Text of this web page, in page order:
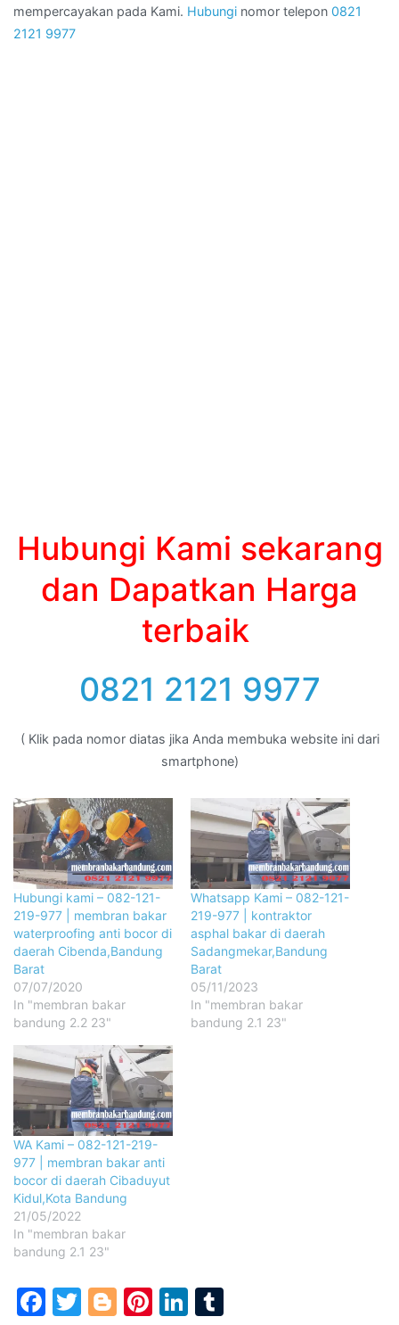
mempercayakan pada Kami. Hubungi nomor telepon 0821
2121 9977
Hubungi Kami sekarang
dan Dapatkan Harga
terbaik
0821 2121 9977
( Klik pada nomor diatas jika Anda membuka website ini dari
smartphone)
Hubungi kami – 082-121-
219-977 | membran bakar
waterproofing anti bocor di
daerah Cibenda,Bandung
Barat
07/07/2020
In "membran bakar
bandung 2.2 23"
Whatsapp Kami – 082-121-
219-977 | kontraktor
asphal bakar di daerah
Sadangmekar,Bandung
Barat
05/11/2023
In "membran bakar
bandung 2.1 23"
WA Kami – 082-121-219-
977 | membran bakar anti
bocor di daerah Cibaduyut
Kidul,Kota Bandung
21/05/2022
In "membran bakar
bandung 2.1 23"
Facebook
Twitter
Blogger
Pinterest
LinkedIn